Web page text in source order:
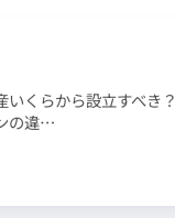
いくらから設立すべき？
の違…